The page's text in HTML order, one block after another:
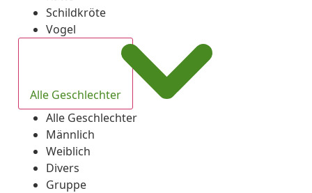
Schildkröte
Vogel
Alle Geschlechter
Alle Geschlechter
Männlich
Weiblich
Divers
Gruppe